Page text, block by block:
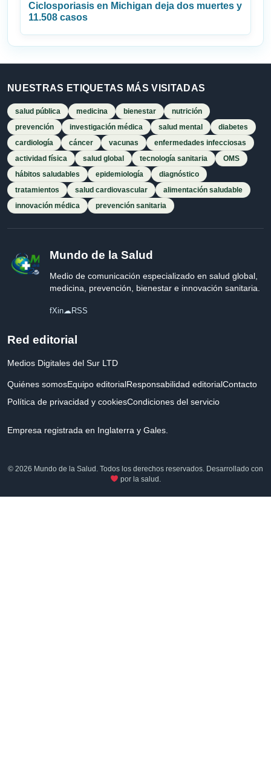
Ciclosporiasis en Michigan deja dos muertes y
11.508 casos
NUESTRAS ETIQUETAS MÁS VISITADAS
salud pública medicina bienestar
nutrición
prevención
investigación médica salud mental
diabetes
cardiología
cáncer vacunas
enfermedades infecciosas
actividad física
salud global tecnología sanitaria
OMS
hábitos saludables
epidemiología
diagnóstico
tratamientos
salud cardiovascular
alimentación saludable
innovación médica
prevención sanitaria
Mundo de la Salud
Medio de comunicación especializado en salud global,
medicina, prevención, bienestar e innovación sanitaria.
fXin☁RSS
Red editorial
Medios Digitales del Sur LTD
Quiénes somosEquipo editorialResponsabilidad editorialContacto
Política de privacidad y cookiesCondiciones del servicio
Empresa registrada en Inglaterra y Gales.
© 2026 Mundo de la Salud. Todos los derechos reservados. Desarrollado con
por la salud.